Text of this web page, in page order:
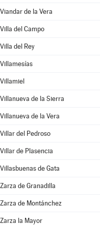
Viandar de la Vera
Villa del Campo
Villa del Rey
Villamesías
Villamiel
Villanueva de la Sierra
Villanueva de la Vera
Villar del Pedroso
Villar de Plasencia
Villasbuenas de Gata
Zarza de Granadilla
Zarza de Montánchez
Zarza la Mayor